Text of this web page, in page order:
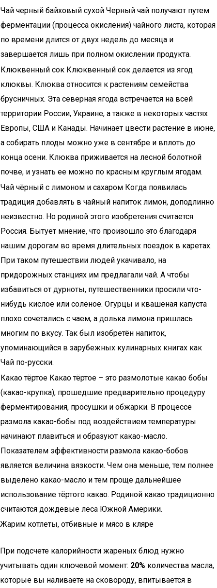
Чай черный байховый сухой Черный чай получают путем
ферментации (процесса окисления) чайного листа, которая
по времени длится от двух недель до месяца и
завершается лишь при полном окислении продукта.
Клюквенный сок Клюквенный сок делается из ягод
клюквы. Клюква относится к растениям семейства
брусничных. Эта северная ягода встречается на всей
территории России, Украине, а также в некоторых частях
Европы, США и Канады. Начинает цвести растение в июне,
а собирать плоды можно уже в сентябре и вплоть до
конца осени. Клюква приживается на лесной болотной
почве, и узнать ее можно по красным круглым ягодам.
Чай чёрный с лимоном и сахаром Когда появилась
традиция добавлять в чайный напиток лимон, доподлинно
неизвестно. Но родиной этого изобретения считается
Россия. Бытует мнение, что произошло это благодаря
нашим дорогам во время длительных поездок в каретах.
При таком путешествии людей укачивало, на
придорожных станциях им предлагали чай. А чтобы
избавиться от дурноты, путешественники просили что-
нибудь кислое или солёное. Огурцы и квашеная капуста
плохо сочетались с чаем, а долька лимона пришлась
многим по вкусу. Так был изобретён напиток,
упоминающийся в зарубежных кулинарных книгах как
Чай по-русски.
Какао тёртое Какао тёртое – это размолотые какао бобы
(какао-крупка), прошедшие предварительно процедуру
ферментирования, просушки и обжарки. В процессе
размола какао-бобы под воздействием температуры
начинают плавиться и образуют какао-масло.
Показателем эффективности размола какао-бобов
является величина вязкости. Чем она меньше, тем полнее
выделено какао-масло и тем проще дальнейшее
использование тёртого какао. Родиной какао традиционно
считаются дождевые леса Южной Америки.
Жарим котлеты, отбивные и мясо в кляре
При подсчете калорийности жареных блюд нужно
учитывать один ключевой момент: 20% количества масла,
которые вы наливаете на сковороду, впитывается в